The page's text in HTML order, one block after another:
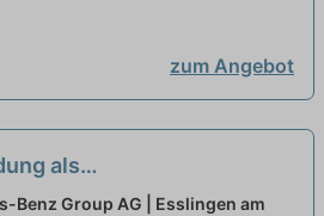
13.09.2027 neu
zum Angebot
als
Benz Group AG | Esslingen am